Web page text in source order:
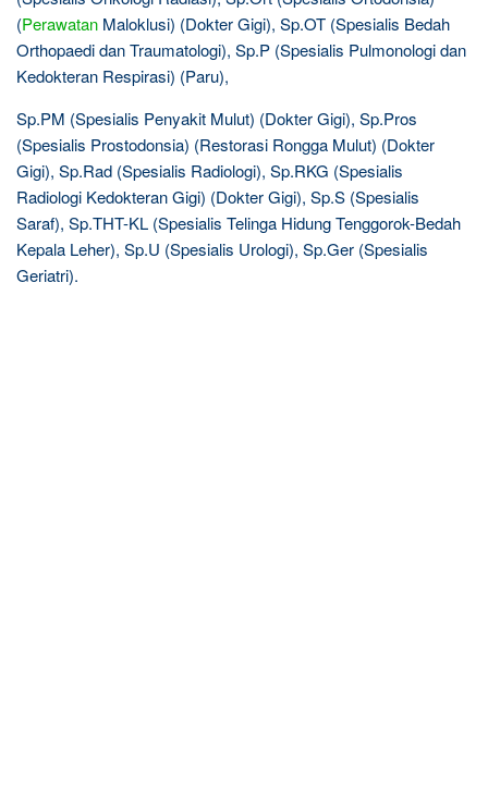
(Perawatan Maloklusi) (Dokter Gigi), Sp.OT (Spesialis Bedah
Orthopaedi dan Traumatologi), Sp.P (Spesialis Pulmonologi dan
Kedokteran Respirasi) (Paru),
Sp.PM (Spesialis Penyakit Mulut) (Dokter Gigi), Sp.Pros
(Spesialis Prostodonsia) (Restorasi Rongga Mulut) (Dokter
Gigi), Sp.Rad (Spesialis Radiologi), Sp.RKG (Spesialis
Radiologi Kedokteran Gigi) (Dokter Gigi), Sp.S (Spesialis
Saraf), Sp.THT-KL (Spesialis Telinga Hidung Tenggorok-Bedah
Kepala Leher), Sp.U (Spesialis Urologi), Sp.Ger (Spesialis
Geriatri).